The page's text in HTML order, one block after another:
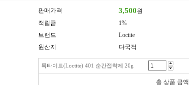
판매가격 3,500원
적립금
1%
브랜드
Loctite
원산지
다국적
록타이트(Loctite) 401 순간접착제 20g
총 상품 금액